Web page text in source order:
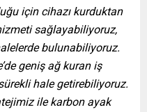
için cihazı kurduktan
sağlayabiliyoruz,
bulunabiliyoruz.
geniş ağ kuran iş
hale getirebiliyoruz.
ile karbon ayak